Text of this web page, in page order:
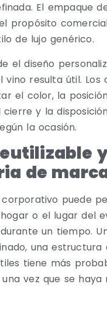
El empaque
propósito
de lujo genérico.
el diseño
vino resulta útil. Los
el color, la
y la
la ocasión.
de
corporativo puede
o el lugar del
un tiempo.
una estructura
tiene más
vez que se